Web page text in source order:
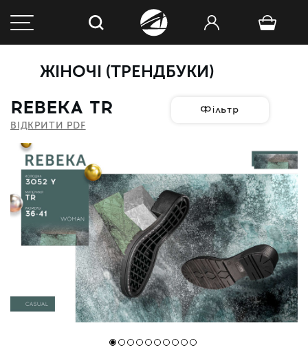
ЖІНОЧІ (ТРЕНДБУКИ)
Фільтр
REBEKA TR
ВІДКРИТИ PDF